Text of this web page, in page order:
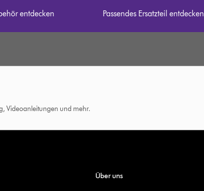
entdecken Passendes Ersatzteil entdecken
Videoanleitungen und mehr.
Über uns